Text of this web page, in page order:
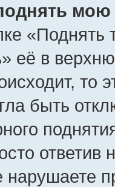
мою
«Поднять
её в
то
быть
ответив